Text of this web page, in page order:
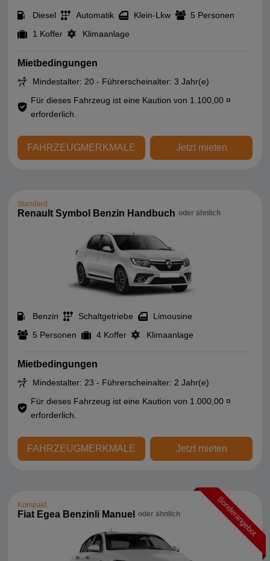
Diesel Automatik Klein-Lkw
5 Personen
1 Koffer
Klimaanlage
Mietbedingungen
Mindestalter: 20 - Führerscheinalter: 3 Jahr(e)
Für dieses Fahrzeug ist eine Kaution von 1.100,00 ¤
erforderlich.
FAHRZEUGMERKMALE Jetzt mieten
Standard
Renault Symbol Benzin Handbuch oder ähnlich
Benzin Schaltgetriebe
Limousine
5 Personen
4 Koffer Klimaanlage
Mietbedingungen
Mindestalter: 23 - Führerscheinalter: 2 Jahr(e)
Für dieses Fahrzeug ist eine Kaution von 1.000,00 ¤
erforderlich.
FAHRZEUGMERKMALE Jetzt mieten
Sonderangebot
Kompakt
Fiat Egea Benzinli Manuel oder ähnlich